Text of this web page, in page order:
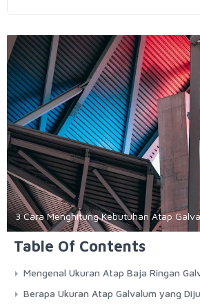
3 Cara Menghitung Kebutuhan Atap
Table Of Contents
Mengenal Ukuran Atap Baja Ringan
Berapa Ukuran Atap Galvalum yang